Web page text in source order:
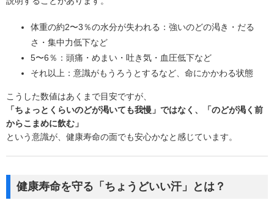
体重の約2〜3％の水分が失われる：強いのどの渇き・だる
さ・集中力低下など
5〜6％：頭痛・めまい・吐き気・血圧低下など
それ以上：意識がもうろうとするなど、命にかかわる状態
こうした数値はあくまで目安ですが、
「ちょっとくらいのどが渇いても我慢」ではなく、「のどが渇く前
からこまめに飲む」
という意識が、健康寿命の面でも安心かなと感じています。
健康寿命を守る「ちょうどいい汗」とは？